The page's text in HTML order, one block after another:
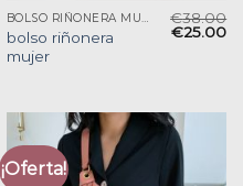
BOLSO RIÑONERA MUJER
bolso riñonera
mujer
€38.00
€25.00
¡Oferta!